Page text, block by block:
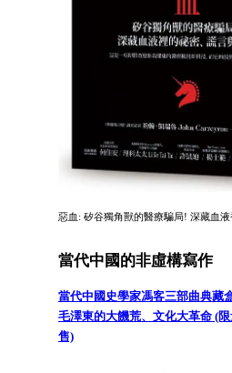
惡血: 矽谷獨角獸的醫療騙局! 深藏血
當代中國的非虛構寫作
當代中國史學家馮客三部曲典藏
毛澤東的大饑荒、文化大革命 (
售)